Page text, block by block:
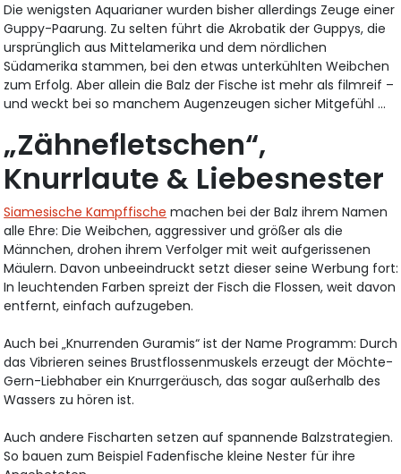
Die wenigsten Aquarianer wurden bisher allerdings Zeuge einer
Guppy-Paarung. Zu selten führt die Akrobatik der Guppys, die
ursprünglich aus Mittelamerika und dem nördlichen
Südamerika stammen, bei den etwas unterkühlten Weibchen
zum Erfolg. Aber allein die Balz der Fische ist mehr als filmreif –
und weckt bei so manchem Augenzeugen sicher Mitgefühl …
„Zähnefletschen“,
Knurrlaute & Liebesnester
Siamesische Kampffische machen bei der Balz ihrem Namen
alle Ehre: Die Weibchen, aggressiver und größer als die
Männchen, drohen ihrem Verfolger mit weit aufgerissenen
Mäulern. Davon unbeeindruckt setzt dieser seine Werbung fort:
In leuchtenden Farben spreizt der Fisch die Flossen, weit davon
entfernt, einfach aufzugeben.
Auch bei „Knurrenden Guramis“ ist der Name Programm: Durch
das Vibrieren seines Brustflossenmuskels erzeugt der Möchte-
Gern-Liebhaber ein Knurrgeräusch, das sogar außerhalb des
Wassers zu hören ist.
Auch andere Fischarten setzen auf spannende Balzstrategien.
So bauen zum Beispiel Fadenfische kleine Nester für ihre